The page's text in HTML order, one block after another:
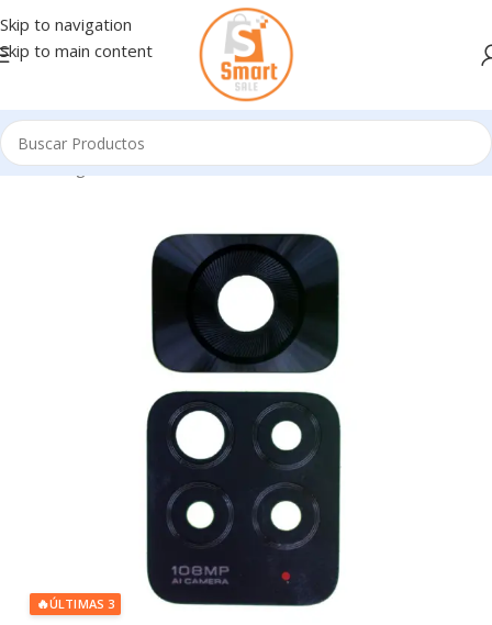
Skip to navigation
Skip to main content
Inicio/Ingresando
🔥ÚLTIMAS 3